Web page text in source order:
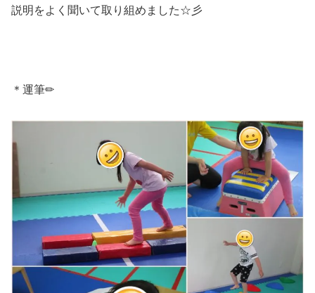
説明をよく聞いて取り組めました☆彡
＊運筆✏